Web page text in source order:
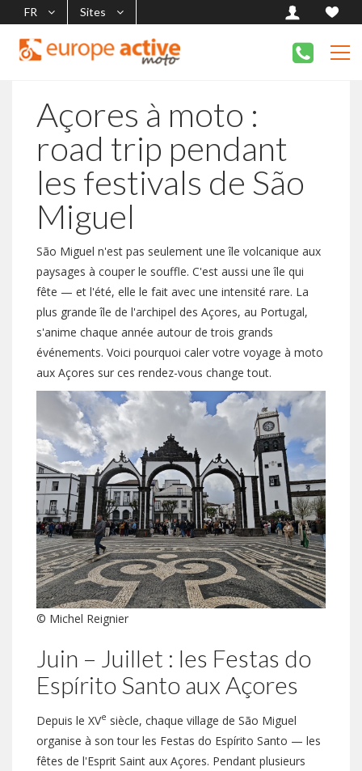
FR Sites
Açores à moto :
road trip pendant
les festivals de São
Miguel
São Miguel n'est pas seulement une île volcanique aux
paysages à couper le souffle. C'est aussi une île qui
fête — et l'été, elle le fait avec une intensité rare. La
plus grande île de l'archipel des Açores, au Portugal,
s'anime chaque année autour de trois grands
événements. Voici pourquoi caler votre voyage à moto
aux Açores sur ces rendez-vous change tout.
© Michel Reignier
Juin – Juillet : les Festas do
Espírito Santo aux Açores
Depuis le XVe siècle, chaque village de São Miguel
organise à son tour les Festas do Espírito Santo — les
fêtes de l'Esprit Saint aux Açores. Pendant plusieurs